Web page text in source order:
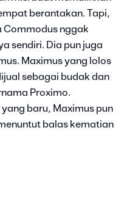
berantakan. Tapi,
Commodus nggak
sendiri. Dia pun juga
Maximus yang lolos
sebagai budak dan
Proximo.
baru, Maximus pun
balas kematian